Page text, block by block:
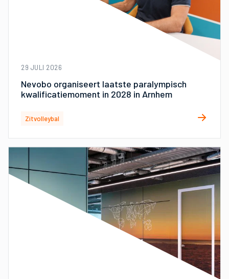
29 JULI 2026
Nevobo organiseert laatste paralympisch
kwalificatiemoment in 2028 in Arnhem
Zitvolleybal